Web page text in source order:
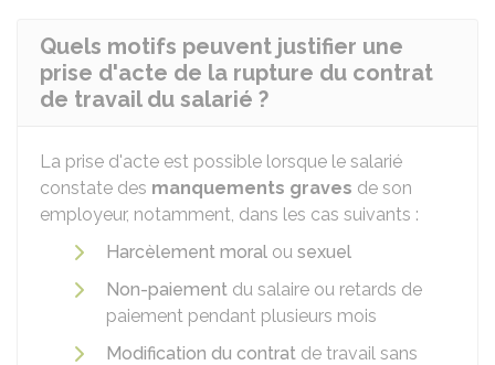
Quels motifs peuvent justifier une
prise d'acte de la rupture du contrat
de travail du salarié ?
La prise d'acte est possible lorsque le salarié
constate des manquements graves de son
employeur, notamment, dans les cas suivants :
Harcèlement moral ou sexuel
Non-paiement du salaire ou retards de
paiement pendant plusieurs mois
Modification du contrat de travail sans